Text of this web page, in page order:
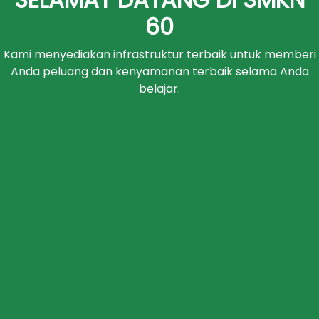
60
Kami menyediakan infrastruktur terbaik untuk memberi
Anda peluang dan kenyamanan terbaik selama Anda
belajar.